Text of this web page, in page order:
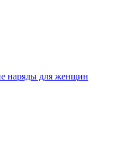
наряды для женщин